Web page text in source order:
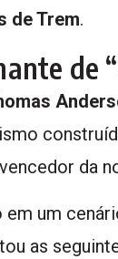
de Trem.
de
da
em um
as